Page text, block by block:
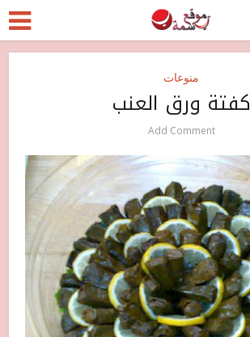
منوعات
كفتة ورق العنب
Add Comment